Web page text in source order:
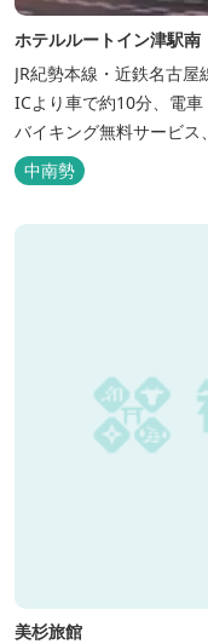
ホテルルートイン津駅南
JR紀勢本線・近鉄名古
ICより車で約10分、電
バイキング無料サービス
場34台、全室Wi-Fi完備
なホテルライフをご提供
中南勢
美杉旅館